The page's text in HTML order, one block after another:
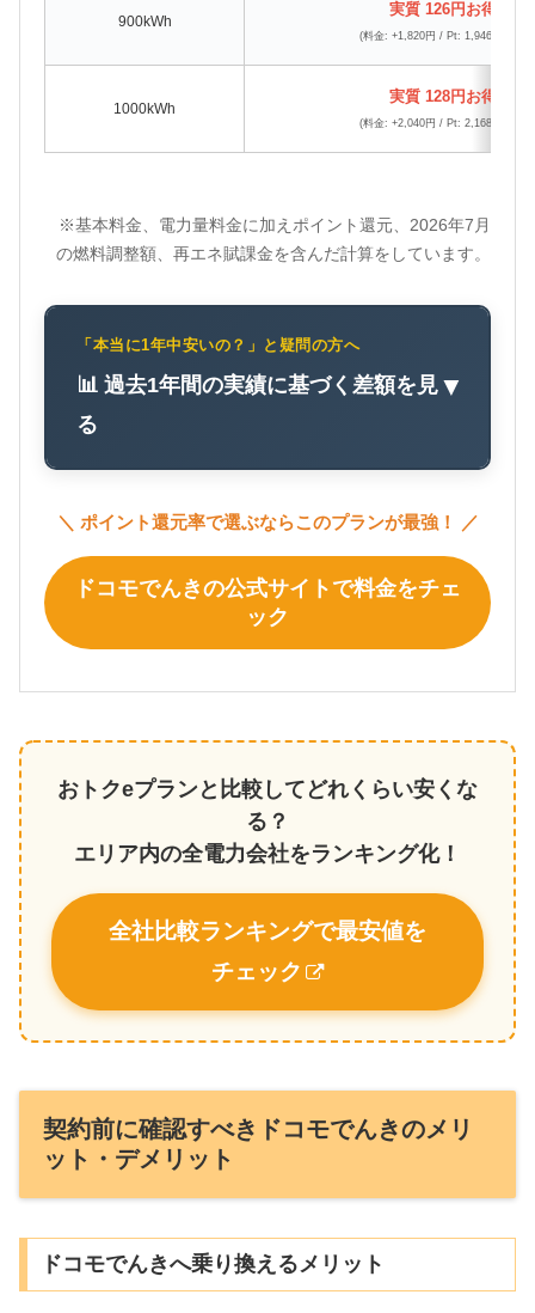
900kWh
実質 126円お得
(料金: +1,820円 / Pt: 1,946pt還元)
1000kWh
実質 128円お得
(料金: +2,040円 / Pt: 2,168pt還元)
※基本料金、電力量料金に加えポイント還元、2026年7月
の燃料調整額、再エネ賦課金を含んだ計算をしています。
「本当に1年中安いの？」と疑問の方へ
📊 過去1年間の実績に基づく差額を見
る
▼
＼ ポイント還元率で選ぶならこのプランが最強！ ／
ドコモでんきの公式サイトで料金をチェ
ック
おトクeプランと比較してどれくらい安くな
る？
エリア内の全電力会社をランキング化！
全社比較ランキングで最安値を
チェック
契約前に確認すべきドコモでんきのメリ
ット・デメリット
ドコモでんきへ乗り換えるメリット